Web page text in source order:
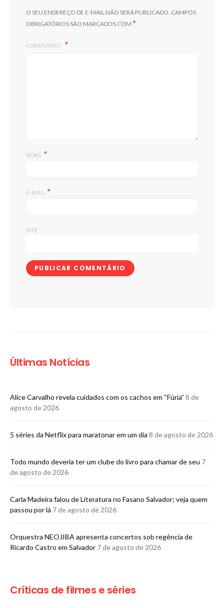
O SEU ENDEREÇO DE E-MAIL NÃO SERÁ PUBLICADO. CAMPOS
OBRIGATÓRIOS SÃO MARCADOS COM *
COMENTÁRIO
NOME *
E-MAIL *
SITE
Últimas Notícias
Alice Carvalho revela cuidados com os cachos em “Fúria” 8 de
agosto de 2026
5 séries da Netflix para maratonar em um dia 8 de agosto de 2026
Todo mundo deveria ter um clube do livro para chamar de seu 7
de agosto de 2026
Carla Madeira falou de Literatura no Fasano Salvador; veja quem
passou por lá 7 de agosto de 2026
Orquestra NEOJIBA apresenta concertos sob regência de
Ricardo Castro em Salvador 7 de agosto de 2026
Críticas de filmes e séries